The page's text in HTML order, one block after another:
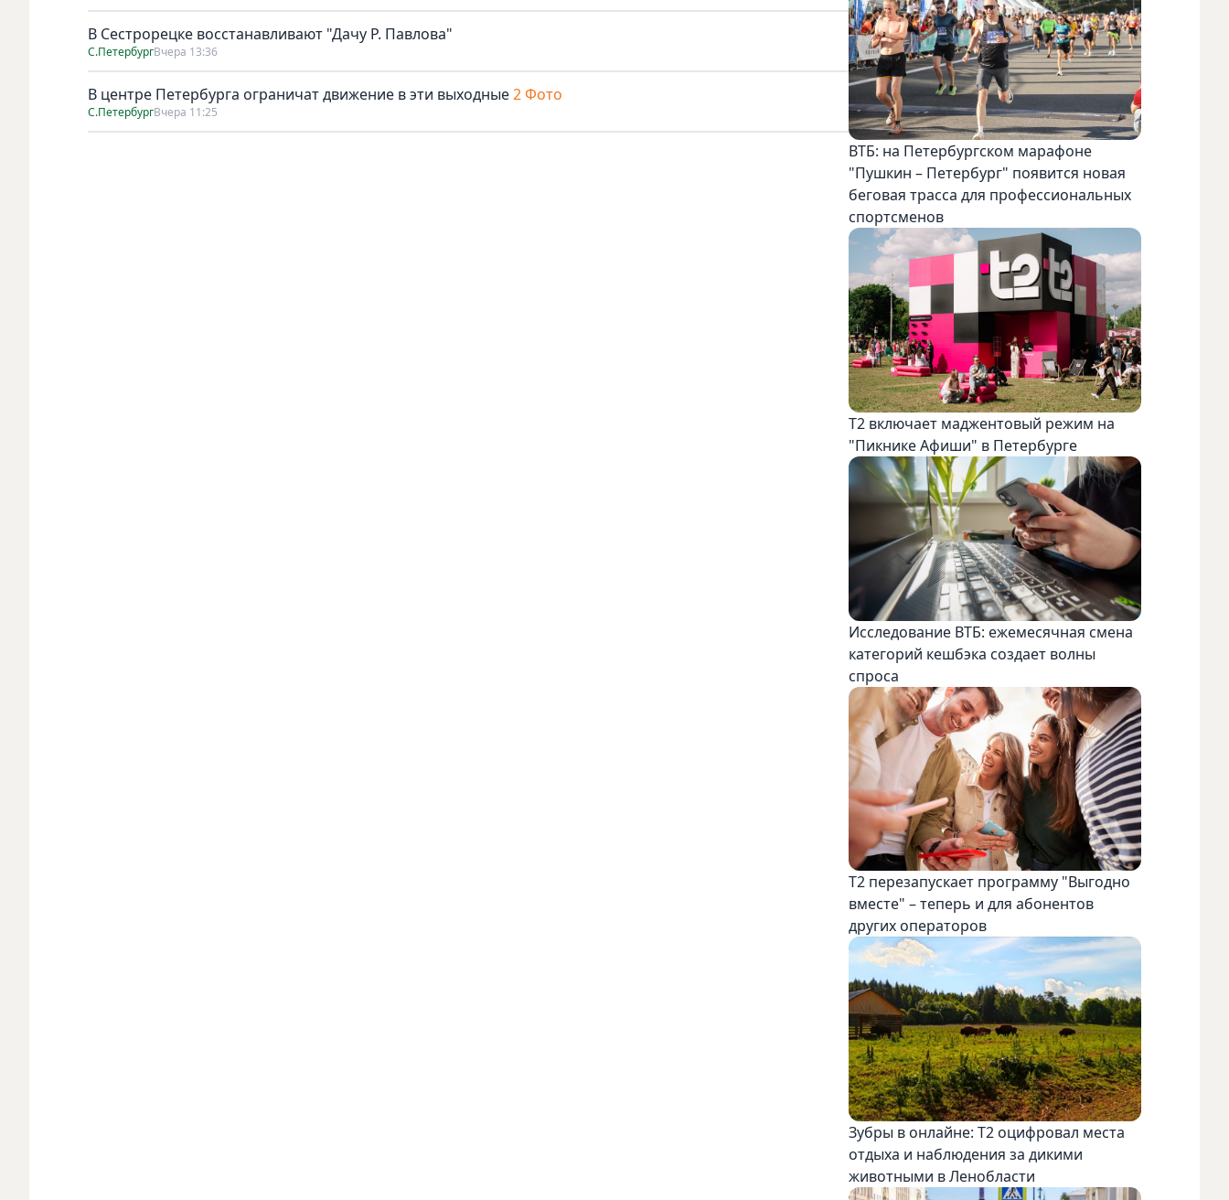
В Сестрорецке восстанавливают "Дачу Р. Павлова"
С.ПетербургВчера 13:36
В центре Петербурга ограничат движение в эти выходные2 Фото
С.ПетербургВчера 11:25
ВТБ: на Петербургском марафоне
"Пушкин – Петербург" появится новая
беговая трасса для профессиональных
спортсменов
Т2 включает маджентовый режим на
"Пикнике Афиши" в Петербурге
Исследование ВТБ: ежемесячная смена
категорий кешбэка создает волны
спроса
Т2 перезапускает программу "Выгодно
вместе" – теперь и для абонентов
других операторов
Зубры в онлайне: Т2 оцифровал места
отдыха и наблюдения за дикими
животными в Ленобласти